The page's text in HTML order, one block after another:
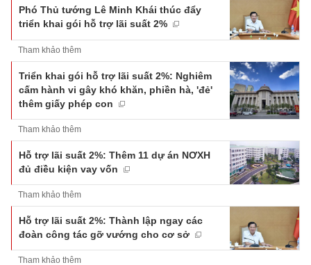
Phó Thủ tướng Lê Minh Khái thúc đẩy
triển khai gói hỗ trợ lãi suất 2%
Tham khảo thêm
Triển khai gói hỗ trợ lãi suất 2%: Nghiêm
cấm hành vi gây khó khăn, phiền hà, 'đẻ'
thêm giấy phép con
Tham khảo thêm
Hỗ trợ lãi suất 2%: Thêm 11 dự án NƠXH
đủ điều kiện vay vốn
Tham khảo thêm
Hỗ trợ lãi suất 2%: Thành lập ngay các
đoàn công tác gỡ vướng cho cơ sở
Tham khảo thêm